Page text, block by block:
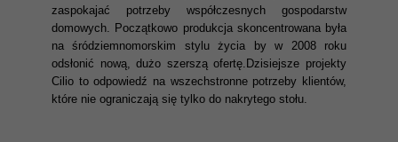
zaspokajać potrzeby współczesnych gospodarstw
domowych. Początkowo produkcja skoncentrowana była
na śródziemnomorskim stylu życia by w 2008 roku
odsłonić nową, dużo szerszą ofertę.Dzisiejsze projekty
Cilio to odpowiedź na wszechstronne potrzeby klientów,
które nie ograniczają się tylko do nakrytego stołu.